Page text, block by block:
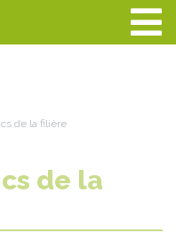
de la filière
de la